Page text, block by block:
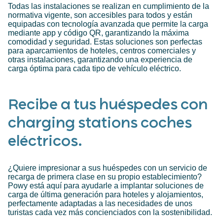
Todas las instalaciones se realizan en cumplimiento de la
normativa vigente, son accesibles para todos y están
equipadas con tecnología avanzada que permite la carga
mediante app y código QR, garantizando la máxima
comodidad y seguridad. Estas soluciones son perfectas
para aparcamientos de hoteles, centros comerciales y
otras instalaciones, garantizando una experiencia de
carga óptima para cada tipo de vehículo eléctrico.
Recibe a tus huéspedes con
charging stations coches
eléctricos.
¿Quiere impresionar a sus huéspedes con un servicio de
recarga de primera clase en su propio establecimiento?
Powy está aquí para ayudarle a implantar soluciones de
carga de última generación para hoteles y alojamientos,
perfectamente adaptadas a las necesidades de unos
turistas cada vez más concienciados con la sostenibilidad.